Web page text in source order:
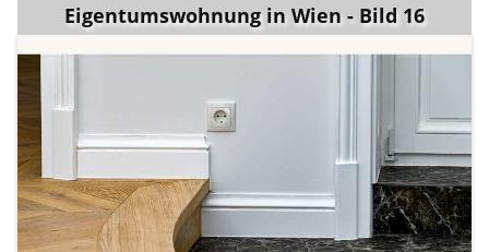
Eigentumswohnung in Wien - Bild 16